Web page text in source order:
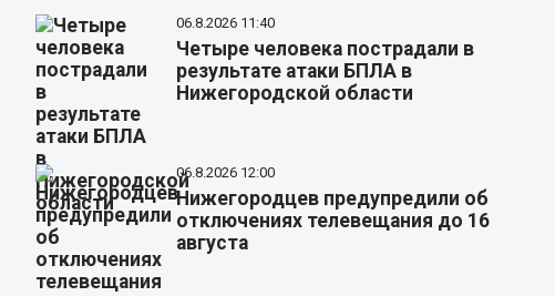
06.8.2026 11:40
Четыре человека пострадали в
результате атаки БПЛА в
Нижегородской области
06.8.2026 12:00
Нижегородцев предупредили об
отключениях телевещания до 16
августа